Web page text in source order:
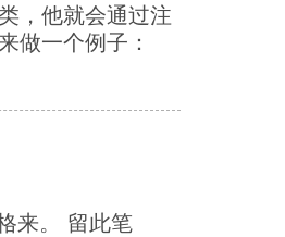
，他就会通过注
做一个例子：
来。 留此笔